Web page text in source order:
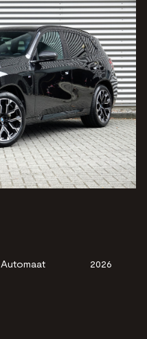
Automaat 2026